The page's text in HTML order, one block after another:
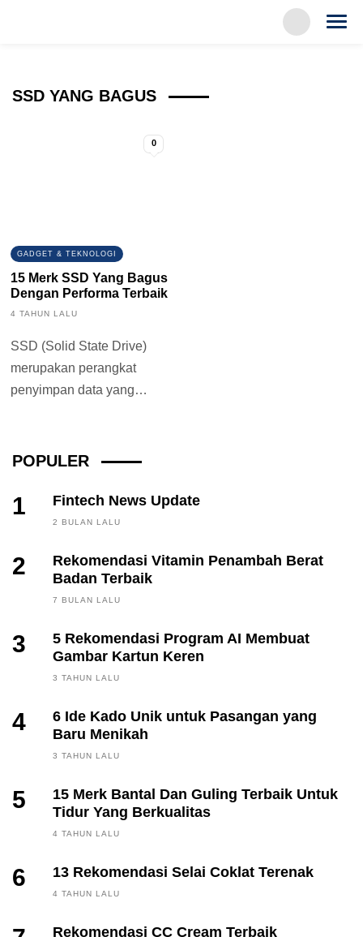
SSD YANG BAGUS
0
GADGET & TEKNOLOGI
15 Merk SSD Yang Bagus
Dengan Performa Terbaik
4 TAHUN LALU
SSD (Solid State Drive)
merupakan perangkat
penyimpan data yang
digunakan untuk
POPULER
1 Fintech News Update
2 BULAN LALU
2
Rekomendasi Vitamin Penambah Berat
Badan Terbaik
7 BULAN LALU
3
5 Rekomendasi Program AI Membuat
Gambar Kartun Keren
3 TAHUN LALU
4
6 Ide Kado Unik untuk Pasangan yang
Baru Menikah
3 TAHUN LALU
5
15 Merk Bantal Dan Guling Terbaik Untuk
Tidur Yang Berkualitas
4 TAHUN LALU
6 13 Rekomendasi Selai Coklat Terenak
4 TAHUN LALU
Rekomendasi CC Cream Terbaik